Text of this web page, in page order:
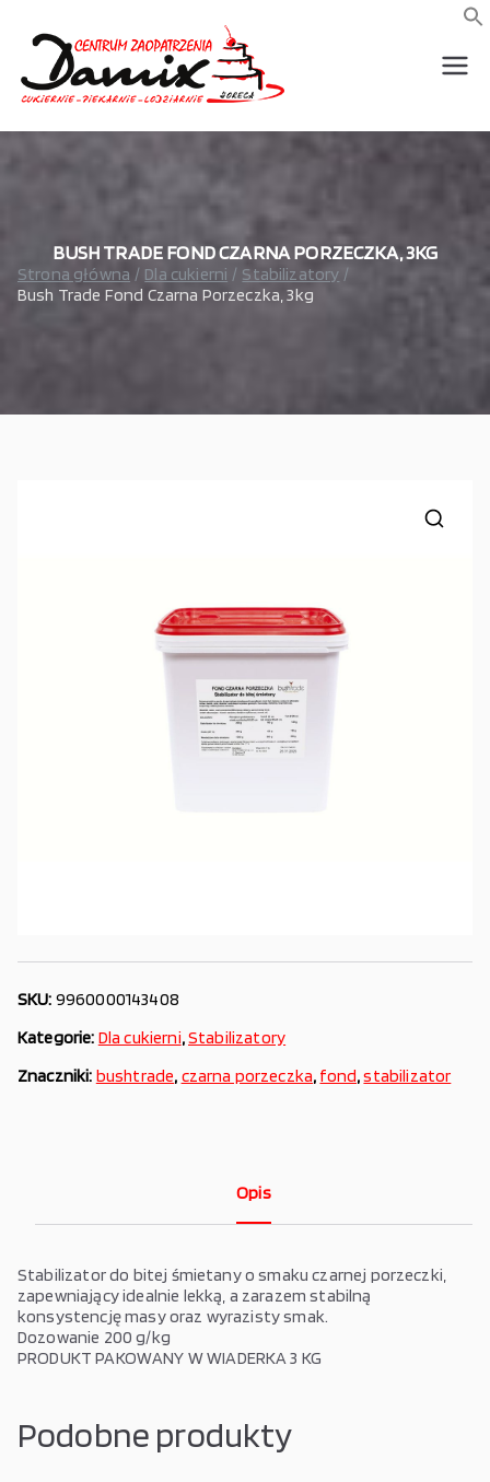
treści
wszystko
dla
gastrono
wszystko dla piekarni,
BUSH TRADE FOND CZARNA PORZECZKA, 3KG
Strona główna Dla cukierni
Stabilizatory
Bush Trade Fond Czarna Porzeczka, 3kg
SKU: 9960000143408
Kategorie: Dla cukierni,Stabilizatory
Znaczniki: bushtrade, czarna porzeczka, fond,stabilizator
Opis
Stabilizator do bitej śmietany o smaku czarnej porzeczki,
zapewniający idealnie lekką, a zarazem stabilną
konsystencję masy oraz wyrazisty smak.
Dozowanie 200 g/kg
PRODUKT PAKOWANY W WIADERKA 3 KG
Podobne produkty